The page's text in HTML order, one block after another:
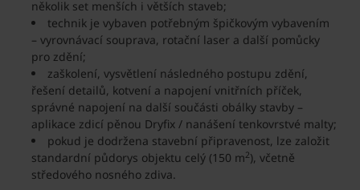
několik set menších i větších staveb;
technik je vybaven potřebným špičkovým vybavením
– vyrovnávací souprava, rotační laser a další pomůcky
pro zdění;
zaškolení, vysvětlení následného postupu zdění,
řešení detailů, kotvení a napojení vnitřních příček,
správné napojení na další součásti obálky stavby –
aplikace zdicí pěnou Dryfix / nanášení tenkovrstvé malty;
pokud je dodržena stavební připravenost, lze založit
standardní půdorys objektu celý (150 m2), včetně
středového nosného zdiva.